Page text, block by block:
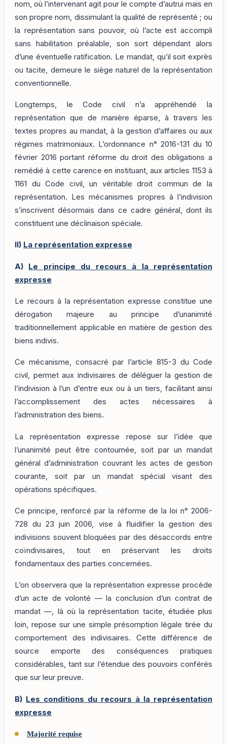
nom, où l’intervenant agit pour le compte d’autrui mais en
son propre nom, dissimulant la qualité de représenté ; ou
la représentation sans pouvoir, où l’acte est accompli
sans habilitation préalable, son sort dépendant alors
d’une éventuelle ratification. Le mandat, qu’il soit exprès
ou tacite, demeure le siège naturel de la représentation
conventionnelle.
Longtemps, le Code civil n’a appréhendé la
représentation que de manière éparse, à travers les
textes propres au mandat, à la gestion d’affaires ou aux
régimes matrimoniaux. L’ordonnance n° 2016-131 du 10
février 2016 portant réforme du droit des obligations a
remédié à cette carence en instituant, aux articles 1153 à
1161 du Code civil, un véritable droit commun de la
représentation. Les mécanismes propres à l’indivision
s’inscrivent désormais dans ce cadre général, dont ils
constituent une déclinaison spéciale.
II) La représentation expresse
A) Le principe du recours à la représentation
expresse
Le recours à la représentation expresse constitue une
dérogation majeure au principe d’unanimité
traditionnellement applicable en matière de gestion des
biens indivis.
Ce mécanisme, consacré par l’article 815-3 du Code
civil, permet aux indivisaires de déléguer la gestion de
l’indivision à l’un d’entre eux ou à un tiers, facilitant ainsi
l’accomplissement des actes nécessaires à
l’administration des biens.
La représentation expresse repose sur l’idée que
l’unanimité peut être contournée, soit par un mandat
général d’administration couvrant les actes de gestion
courante, soit par un mandat spécial visant des
opérations spécifiques.
Ce principe, renforcé par la réforme de la loi n° 2006-
728 du 23 juin 2006, vise à fluidifier la gestion des
indivisions souvent bloquées par des désaccords entre
coïndivisaires, tout en préservant les droits
fondamentaux des parties concernées.
L’on observera que la représentation expresse procède
d’un acte de volonté — la conclusion d’un contrat de
mandat —, là où la représentation tacite, étudiée plus
loin, repose sur une simple présomption légale tirée du
comportement des indivisaires. Cette différence de
source emporte des conséquences pratiques
considérables, tant sur l’étendue des pouvoirs conférés
que sur leur preuve.
B) Les conditions du recours à la représentation
expresse
Majorité requise